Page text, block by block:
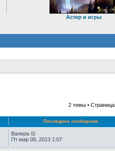
Астер и игры
2 темы • Страница
Последнее сообщение
Валера
Пт мар 08, 2013 1:07